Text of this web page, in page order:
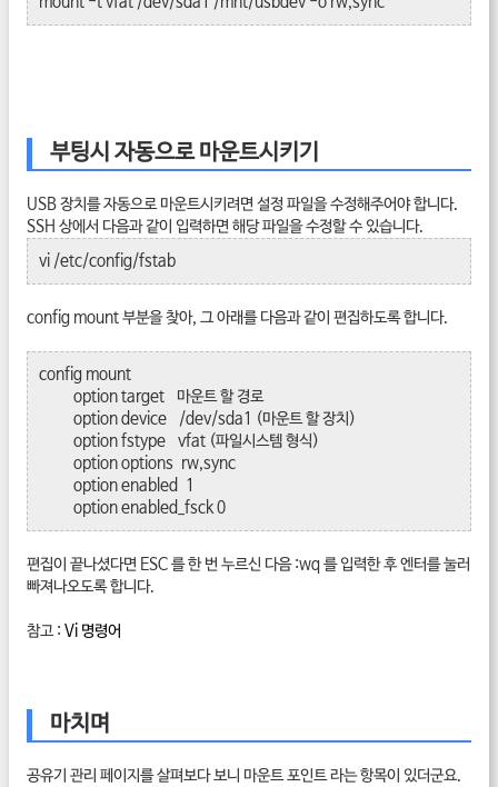
부팅시 자동으로 마운트시키기
USB 장치를 자동으로 마운트시키려면 설정 파일을 수정해주어야 합니다.
SSH 상에서 다음과 같이 입력하면 해당 파일을 수정할 수 있습니다.
vi /etc/config/fstab
config mount 부분을 찾아, 그 아래를 다음과 같이 편집하도록 합니다.
config mount
option target 마운트 할 경로
option device /dev/sda1 (마운트 할 장치)
option fstype vfat (파일시스템 형식)
option options rw,sync
option enabled 1
option enabled_fsck 0
편집이 끝나셨다면 ESC 를 한 번 누르신 다음 :wq 를 입력한 후 엔터를 눌러
빠져나오도록 합니다.
참고 : Vi 명령어
마치며
공유기 관리 페이지를 살펴보다 보니 마운트 포인트 라는 항목이 있더군요.